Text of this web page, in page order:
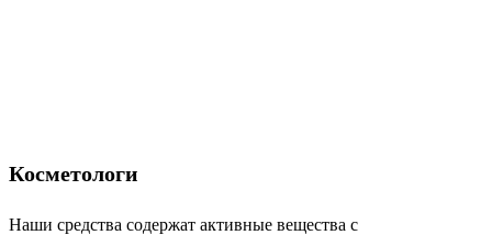
Косметологи
Наши средства содержат активные вещества с